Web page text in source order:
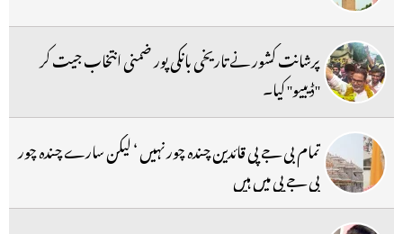
پرشانت کشور نے تاریخی بانکی پور ضمنی انتخاب جیت کر
''ڈیبیو'' کیا۔
تمام بی جے پی قائدین چندہ چور نہیں ‘ لیکن سارے چندہ چور
بی جے پی میں ہیں